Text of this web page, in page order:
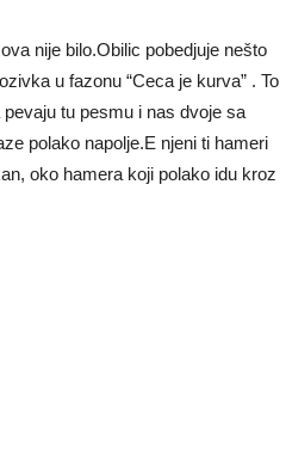
nije bilo.Obilic pobedjuje nešto
u fazonu “Ceca je kurva” . To
tu pesmu i nas dvoje sa
polako napolje.E njeni ti hameri
oko hamera koji polako idu kroz